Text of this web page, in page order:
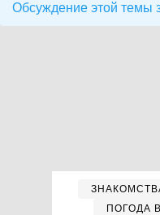
Обсуждение этой темы
ПОГОДА